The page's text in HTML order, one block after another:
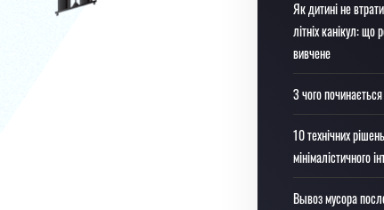
Як дитині не
літніх канікул: що
вивчене
З чого
10 технічних
мінімалістичного
Вывоз мусора